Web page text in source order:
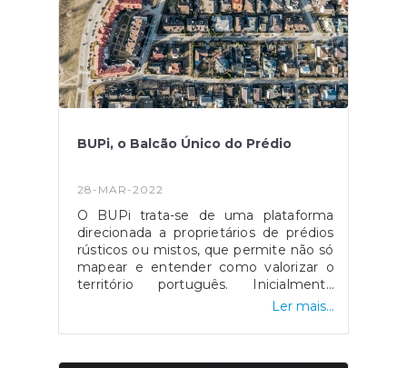
BUPi, o Balcão Único do Prédio
28-MAR-2022
O BUPi trata-se de uma plataforma
direcionada a proprietários de prédios
rústicos ou mistos, que permite não só
mapear e entender como valorizar o
território português. Inicialmente
tratava-se de um projeto
municípios, no entanto hoje conta com
Ler mais...